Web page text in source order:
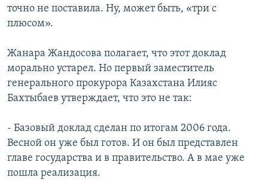
точно не поставила. Ну, может быть, «три с
плюсом».
Жанара Жандосова полагает, что этот доклад
морально устарел. Но первый заместитель
генерального прокурора Казахстана Илияс
Бахтыбаев утверждает, что это не так:
- Базовый доклад сделан по итогам 2006 года.
Весной он уже был готов. И он был представлен
главе государства и в правительство. А в мае уже
пошла реализация.